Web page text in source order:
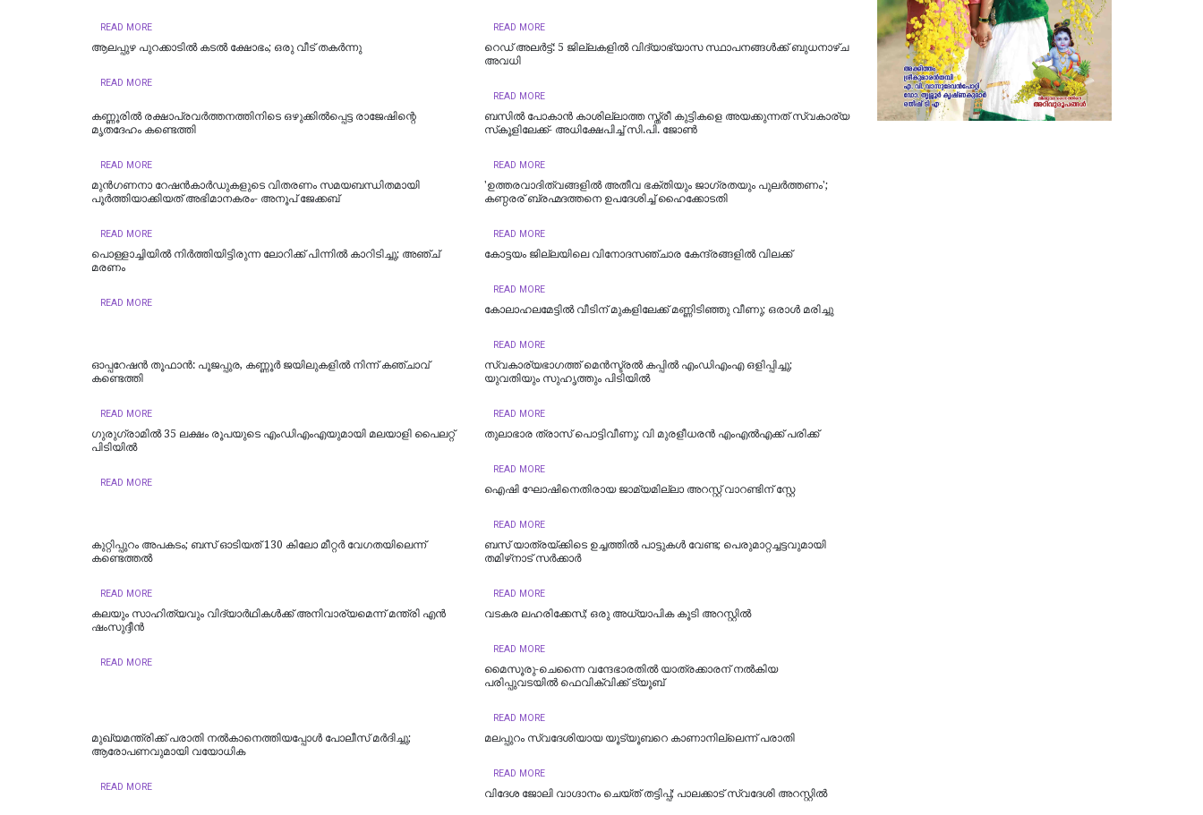
READ MORE READ MORE
ആലപ്പുഴ പുറക്കാടിൽ കടൽ ക്ഷോഭം; ഒരു വീട് തകർന്നു
READ MORE
റെഡ് അലർട്ട്: 5 ജില്ലകളിൽ വിദ്യാഭ്യാസ സ്ഥാപനങ്ങൾക്ക് ബുധനാഴ്ച
അവധി
READ MORE
കണ്ണൂരിൽ രക്ഷാപ്രവർത്തനത്തിനിടെ ഒഴുക്കിൽപ്പെട്ട രാജേഷിന്റെ
മൃതദേഹം കണ്ടെത്തി
READ MORE
ബസിൽ പോകാൻ കാശില്ലാത്ത സ്ത്രീ കുട്ടികളെ അയക്കുന്നത് സ്വകാര്യ
സ്‌കൂളിലേക്ക്- അധിക്ഷേപിച്ച് സി.പി. ജോൺ
READ MORE
മുൻഗണനാ റേഷൻകാർഡുകളുടെ വിതരണം സമയബന്ധിതമായി
പൂർത്തിയാക്കിയത് അഭിമാനകരം- അനൂപ് ജേക്കബ്
READ MORE
'ഉത്തരവാദിത്വങ്ങളിൽ അതീവ ഭക്തിയും ജാഗ്രതയും പുലര്‍ത്തണം';
കണ്ഠരര് ബ്രഹ്മദത്തനെ ഉപദേശിച്ച് ഹൈക്കോടതി
READ MORE
പൊള്ളാച്ചിയില്‍ നിർത്തിയിട്ടിരുന്ന ലോറിക്ക് പിന്നിൽ കാറിടിച്ചു; അഞ്ച്
മരണം
READ MORE
കോട്ടയം ജില്ലയിലെ വിനോദസഞ്ചാര കേന്ദ്രങ്ങളിൽ വിലക്ക്
READ MORE
കോലാഹലമേട്ടിൽ വീടിന് മുകളിലേക്ക് മണ്ണിടിഞ്ഞു വീണു; ഒരാൾ മരിച്ചു
READ MORE
ഓപ്പറേഷൻ തൂഫാൻ: പൂജപ്പുര, കണ്ണൂർ ജയിലുകളിൽ നിന്ന് കഞ്ചാവ്
കണ്ടെത്തി
READ MORE
സ്വകാര്യഭാഗത്ത് മെൻസ്ട്രൽ കപ്പിൽ എംഡിഎംഎ ഒളിപ്പിച്ചു;
യുവതിയും സുഹൃത്തും പിടിയിൽ
READ MORE
ഗുരുഗ്രാമിൽ 35 ലക്ഷം രൂപയുടെ എംഡിഎംഎയുമായി മലയാളി പൈലറ്റ്
പിടിയില്‍
READ MORE
തുലാഭാര ത്രാസ് പൊട്ടിവീണു; വി മുരളീധരന്‍ എംഎല്‍എക്ക് പരിക്ക്
READ MORE
ഐഷി ഘോഷിനെതിരായ ജാമ്യമില്ലാ അറസ്റ്റ് വാറണ്ടിന് സ്റ്റേ
READ MORE
കുറ്റിപ്പുറം അപകടം; ബസ് ഓടിയത് 130 കിലോ മീറ്റർ വേഗതയിലെന്ന്
കണ്ടെത്തൽ
READ MORE
ബസ് യാത്രയ്ക്കിടെ ഉച്ചത്തിൽ പാട്ടുകൾ വേണ്ട; പെരുമാറ്റച്ചട്ടവുമായി
തമിഴ്‌നാട് സര്‍ക്കാര്‍
READ MORE
കലയും സാഹിത്യവും വിദ്യാർഥികൾക്ക് അനിവാര്യമെന്ന് മന്ത്രി എൻ
ഷംസുദ്ദീൻ
READ MORE
വടകര ലഹരിക്കേസ്; ഒരു അധ്യാപിക കൂടി അറസ്റ്റില്‍
READ MORE
മൈസൂരു-ചെന്നൈ വന്ദേഭാരതില്‍ യാത്രക്കാരന് നല്‍കിയ
പരിപ്പുവടയില്‍ ഫെവിക്വിക്ക് ട്യൂബ്
READ MORE
മുഖ്യമന്ത്രിക്ക് പരാതി നൽകാനെത്തിയപ്പോൾ പോലീസ് മർദിച്ചു;
ആരോപണവുമായി വയോധിക
READ MORE
മലപ്പുറം സ്വദേശിയായ യൂട്യൂബറെ കാണാനില്ലെന്ന് പരാതി
READ MORE
വിദേശ ജോലി വാഗ്ദാനം ചെയ്ത് തട്ടിപ്പ്; പാലക്കാട് സ്വദേശി അറസ്റ്റിൽ